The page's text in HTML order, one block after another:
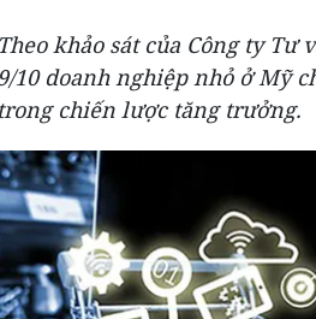
Theo khảo sát của Công ty
9/10 doanh nghiệp nhỏ ở Mỹ
trong chiến lược tăng trưởng.